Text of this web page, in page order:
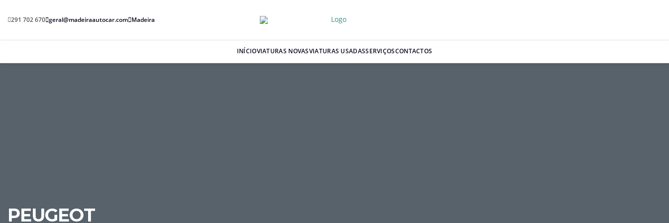
291 702 670 geral@madeiraautocar.com Madeira
INÍCIOVIATURAS NOVASVIATURAS USADASSERVIÇOSCONTACTOS
PEUGEOT